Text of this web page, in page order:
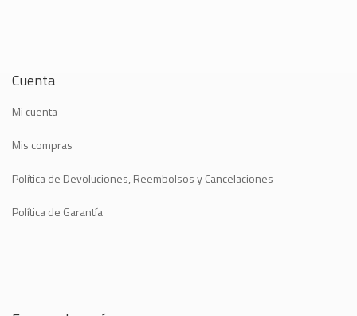
Cuenta
Mi cuenta
Mis compras
Política de Devoluciones, Reembolsos y Cancelaciones
Política de Garantía